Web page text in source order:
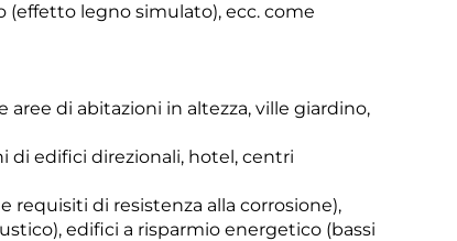
(effetto legno simulato), ecc. come
di abitazioni in altezza, ville giardino,
di edifici direzionali, hotel, centri
requisiti di resistenza alla corrosione),
edifici a risparmio energetico (bassi